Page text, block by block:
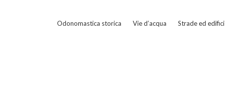
Odonomastica storica Vie d’acqua Strade ed